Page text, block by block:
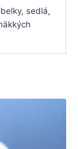
sedlá,